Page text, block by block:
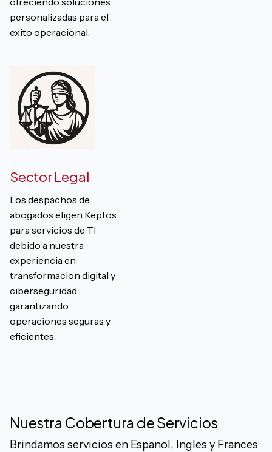
personalizadas para el
exito operacional.
Sector Legal
Los despachos de
abogados eligen Keptos
para servicios de TI
debido a nuestra
experiencia en
transformacion digital y
ciberseguridad,
garantizando
operaciones seguras y
eficientes.
Nuestra Cobertura de Servicios
Brindamos servicios en Espanol, Ingles y Frances